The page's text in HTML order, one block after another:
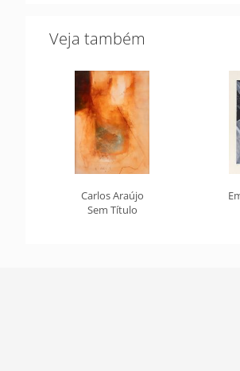
Veja também
Carlos Araújo
Sem Título